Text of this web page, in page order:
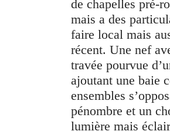
de chapelles pré-
mais a des
faire local mais
récent. Une nef
travée pourvue
ajoutant une baie
ensembles
pénombre et un
lumière mais